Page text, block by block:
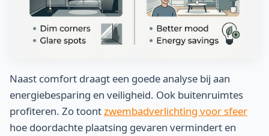
Naast comfort draagt een goede analyse bij aan
energiebesparing en veiligheid. Ook buitenruimtes
profiteren. Zo toontzwembadverlichting voor sfeer
hoe doordachte plaatsing gevaren vermindert en